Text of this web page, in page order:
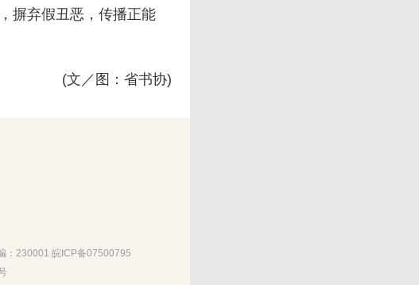
摒弃假丑恶，传播正能
(文／图：省书协)
：230001 皖ICP备07500795